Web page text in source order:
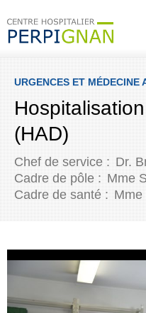
URGENCES ET MÉDECINE
(HAD)
Chef de service : Dr.
Cadre de pôle : Mme
Cadre de santé : Mme